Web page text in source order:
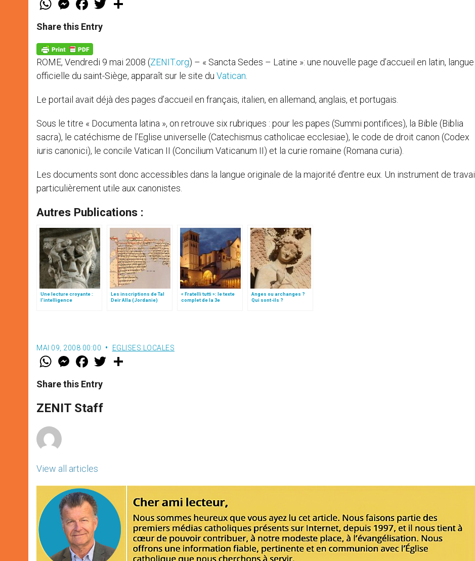
t
s
p
p
e
s
e
g
e
r
a
e
b
k
w
Share this Entry
ROME, Vendredi 9 mai 2008 (ZENIT.org) – « Sancta Sedes – Latine »: une nouvelle page d’accueil en latin, langue
officielle du saint-Siège, apparaît sur le site du Vatican
Le portail avait déjà des pages d’accueil en français, italien, en allemand, anglais, et portugais.
Sous le titre « Documenta latina », on retrouve six rubriques : pour les papes (Summi pontifices), la Bible (Biblia
sacra), le catéchisme de l’Eglise universelle (Catechismus catholicae ecclesiae), le code de droit canon (Codex
iuris canonici), le concile Vatican II (Concilium Vaticanum II) et la curie romaine (Romana curia).
Les documents sont donc accessibles dans la langue originale de la majorité d’entre eux. Un instrument de travail
particulièrement utile aux canonistes.
Autres Publications :
Une lecture croyante :
l’intelligence
Les inscriptions de Tal
Deir Alla (Jordanie)
« Fratelli tutti »: le texte
complet de la 3e
Anges ou archanges ?
Qui sont-ils ?
MAI 09, 2008 00:00 EGLISES LOCALES
W
t
s
p
p
M
e
s
e
g
e
F
a
e
b
o
k
w
Share this Entry
ZENIT Staff
View all articles